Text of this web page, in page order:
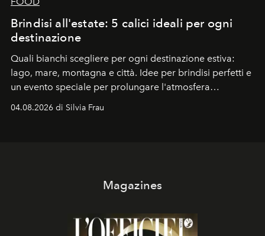
Brindisi all'estate: 5 calici ideali per ogni
destinazione
Quali bianchi scegliere per ogni destinazione estiva:
lago, mare, montagna e città. Idee per brindisi perfetti e
un evento speciale per prolungare l'atmosfera
04.08.2026 di Silvia Frau
Magazines